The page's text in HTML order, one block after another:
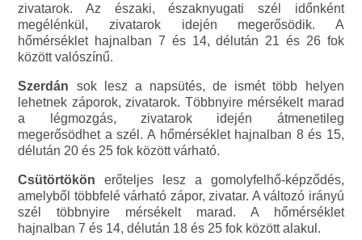
zivatarok. Az északi, északnyugati szél időnként
megélénkül, zivatarok idején megerősödik. A
hőmérséklet hajnalban 7 és 14, délután 21 és 26 fok
között valószínű.
Szerdán sok lesz a napsütés, de ismét több helyen
lehetnek záporok, zivatarok. Többnyire mérsékelt marad
a légmozgás, zivatarok idején átmenetileg
megerősödhet a szél. A hőmérséklet hajnalban 8 és 15,
délután 20 és 25 fok között várható.
Csütörtökön erőteljes lesz a gomolyfelhő-képződés,
amelyből többfelé várható zápor, zivatar. A változó irányú
szél többnyire mérsékelt marad. A hőmérséklet
hajnalban 7 és 14, délután 18 és 25 fok között alakul.